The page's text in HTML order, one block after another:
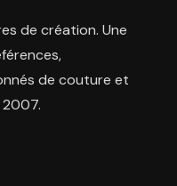
de création. Une
de couture et